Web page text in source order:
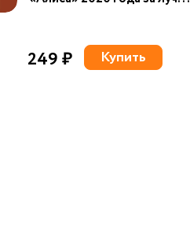
249 ₽ Купить